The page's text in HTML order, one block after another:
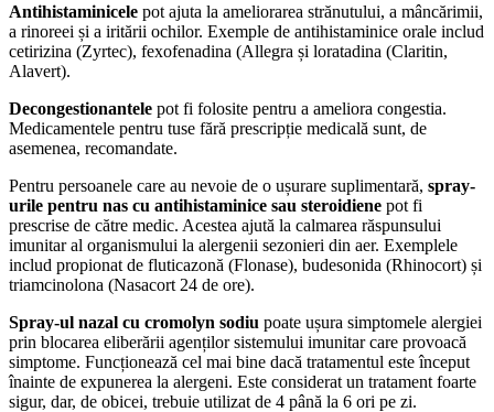
Antihistaminicele pot ajuta la ameliorarea strănutului, a mâncărimii,
a rinoreei și a iritării ochilor. Exemple de antihistaminice orale includ
cetirizina (Zyrtec), fexofenadina (Allegra și loratadina (Claritin,
Alavert).
Decongestionantele pot fi folosite pentru a ameliora congestia.
Medicamentele pentru tuse fără prescripție medicală sunt, de
asemenea, recomandate.
Pentru persoanele care au nevoie de o ușurare suplimentară, spray-
urile pentru nas cu antihistaminice sau steroidiene pot fi
prescrise de către medic. Acestea ajută la calmarea răspunsului
imunitar al organismului la alergenii sezonieri din aer. Exemplele
includ propionat de fluticazonă (Flonase), budesonida (Rhinocort) și
triamcinolona (Nasacort 24 de ore).
Spray-ul nazal cu cromolyn sodiu poate ușura simptomele alergiei
prin blocarea eliberării agenților sistemului imunitar care provoacă
simptome. Funcționează cel mai bine dacă tratamentul este început
înainte de expunerea la alergeni. Este considerat un tratament foarte
sigur, dar, de obicei, trebuie utilizat de 4 până la 6 ori pe zi.